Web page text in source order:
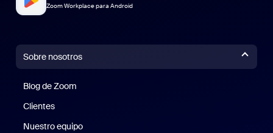
Zoom Workplace para Android
Sobre nosotros
Blog de Zoom
Clientes
Nuestro equipo